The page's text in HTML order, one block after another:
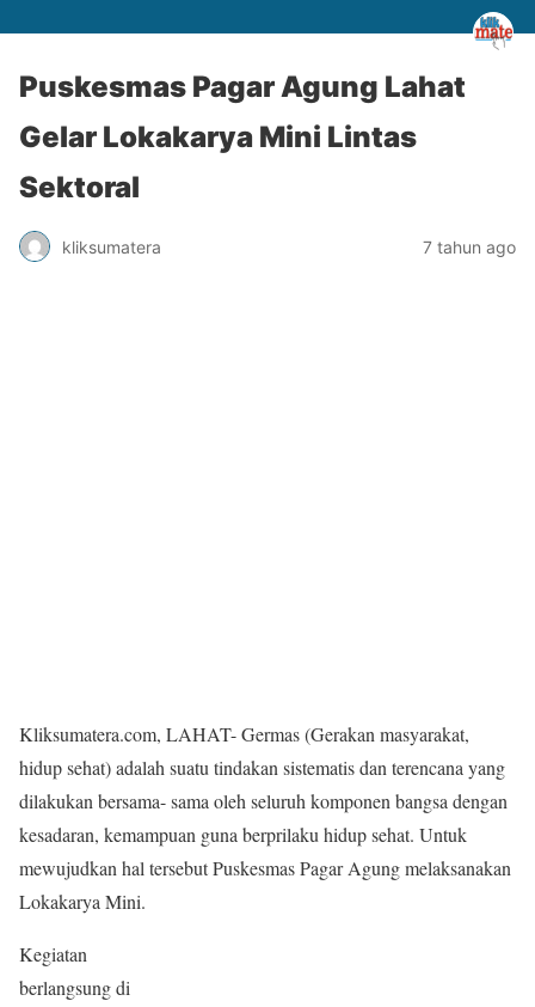
Puskesmas Pagar Agung Lahat
Gelar Lokakarya Mini Lintas
Sektoral
kliksumatera 7 tahun ago
Kliksumatera.com, LAHAT- Germas (Gerakan masyarakat,
hidup sehat) adalah suatu tindakan sistematis dan terencana yang
dilakukan bersama- sama oleh seluruh komponen bangsa dengan
kesadaran, kemampuan guna berprilaku hidup sehat. Untuk
mewujudkan hal tersebut Puskesmas Pagar Agung melaksanakan
Lokakarya Mini.
Kegiatan
berlangsung di